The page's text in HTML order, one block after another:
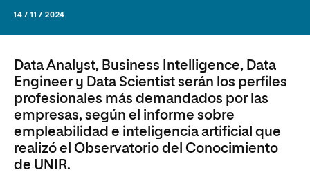
14 / 11 / 2024
Data Analyst, Business Intelligence, Data
Engineer y Data Scientist serán los perfiles
profesionales más demandados por las
empresas, según el informe sobre
empleabilidad e inteligencia artificial que
realizó el Observatorio del Conocimiento
de UNIR.